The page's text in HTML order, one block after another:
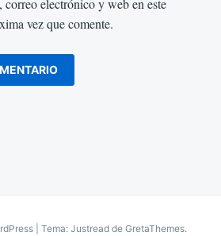
electrónico y web en este
vez que comente.
Tema: Justread de GretaThemes.